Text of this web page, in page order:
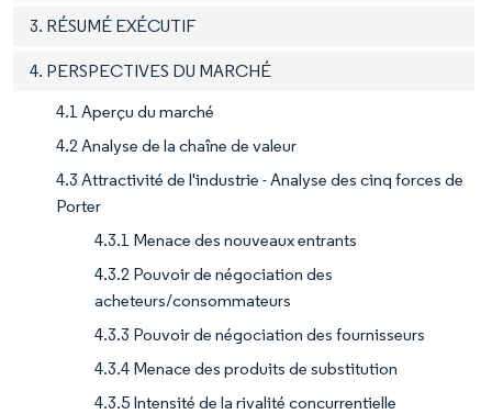
3. RÉSUMÉ EXÉCUTIF
4. PERSPECTIVES DU MARCHÉ
4.1 Aperçu du marché
4.2 Analyse de la chaîne de valeur
4.3 Attractivité de l'industrie - Analyse des cinq forces de
Porter
4.3.1 Menace des nouveaux entrants
4.3.2 Pouvoir de négociation des
acheteurs/consommateurs
4.3.3 Pouvoir de négociation des fournisseurs
4.3.4 Menace des produits de substitution
4.3.5 Intensité de la rivalité concurrentielle